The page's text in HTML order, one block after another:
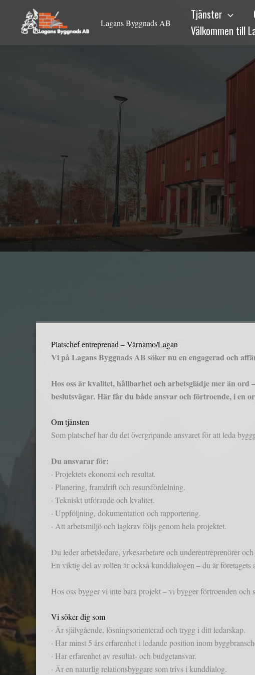
innehåll
Lagans Byggnads AB
Tjänster
Välkommen till
Platschef entreprenad – Värnamo/Lagan
Vi på Lagans Byggnads AB söker nu en engagerad och
Hos oss är kvalitet, hållbarhet och arbetsglädje mer än
beslutsvägar. Här får du både ansvar och förtroende, i en
Om tjänsten
Som platschef har du det övergripande ansvaret för att leda
Du ansvarar för:
· Projektets ekonomi och resultat.
· Planering, framdrift och resursfördelning.
· Tekniskt utförande och kvalitet.
· Uppföljning, dokumentation och rapportering.
· Att arbetsmiljö och lagkrav följs genom hela projektet.
Du leder arbetsledare, yrkesarbetare och underentreprenörer
En viktig del av rollen är också kunddialogen – du är företagets
Hos oss bygger vi inte bara projekt – vi bygger förtroenden och
Vi söker dig som
· Är självgående, lösningsorienterad och trygg i ditt ledarskap.
· Har minst 5 års erfarenhet i ledande position inom
· Har erfarenhet av resultat- och budgetansvar.
· Är en naturlig relationsbyggare som trivs i kunddialog.